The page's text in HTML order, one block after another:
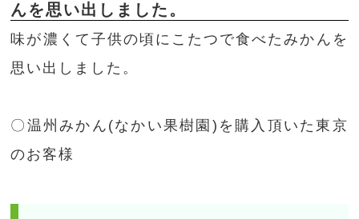
んを思い出しました。
味が濃くて子供の頃にこたつで食べたみかんを
思い出しました。
〇温州みかん(なかい果樹園)を購入頂いた東京
のお客様